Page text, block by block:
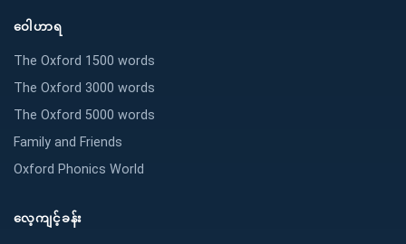
ဝေါဟာရ
The Oxford 1500 words
The Oxford 3000 words
The Oxford 5000 words
Family and Friends
Oxford Phonics World
လေ့ကျင့်ခန်း